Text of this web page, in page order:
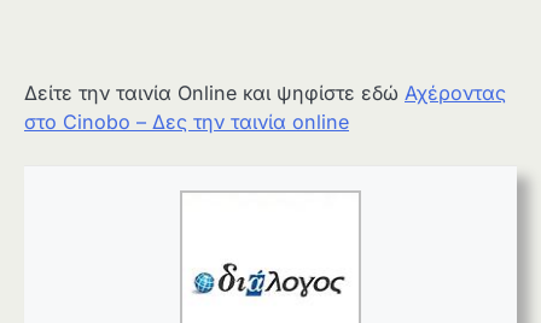
Δείτε την ταινία Online και ψηφίστε εδώ Αχέροντας
στο Cinobo – Δες την ταινία online